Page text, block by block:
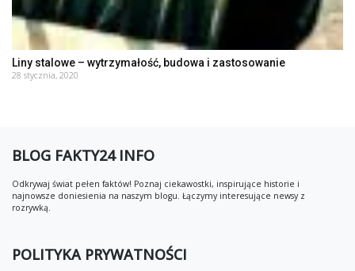
Liny stalowe – wytrzymałość, budowa i zastosowanie
28 stycznia, 2020
BLOG FAKTY24 INFO
Odkrywaj świat pełen faktów! Poznaj ciekawostki, inspirujące historie i
najnowsze doniesienia na naszym blogu. Łączymy interesujące newsy z
rozrywką.
POLITYKA PRYWATNOŚCI